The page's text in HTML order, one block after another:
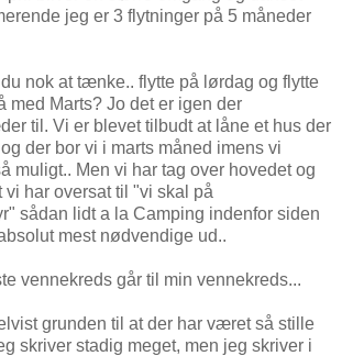
jeg er 3 flytninger på 5 måneder
nok at tænke.. flytte på lørdag og flytte
med Marts? Jo det er igen der
til. Vi er blevet tilbudt at låne et hus der
der bor vi i marts måned imens vi
muligt.. Men vi har tag over hovedet og
har oversat til "vi skal på
sådan lidt a la Camping indenfor siden
mest nødvendige ud..
vennekreds går til min vennekreds...
grunden til at der har været så stille
skriver stadig meget, men jeg skriver i